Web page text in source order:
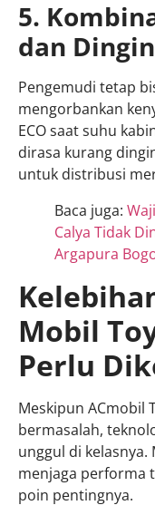
5.
dan Dingin
Pengemudi tetap
mengorbankan
ECO saat suhu
dirasa kurang
untuk distribusi
Baca juga:
Calya Tidak
Argapura
Mobil
Perlu
Meskipun ACmobil
bermasalah,
unggul di
menjaga performa
poin pentingnya.